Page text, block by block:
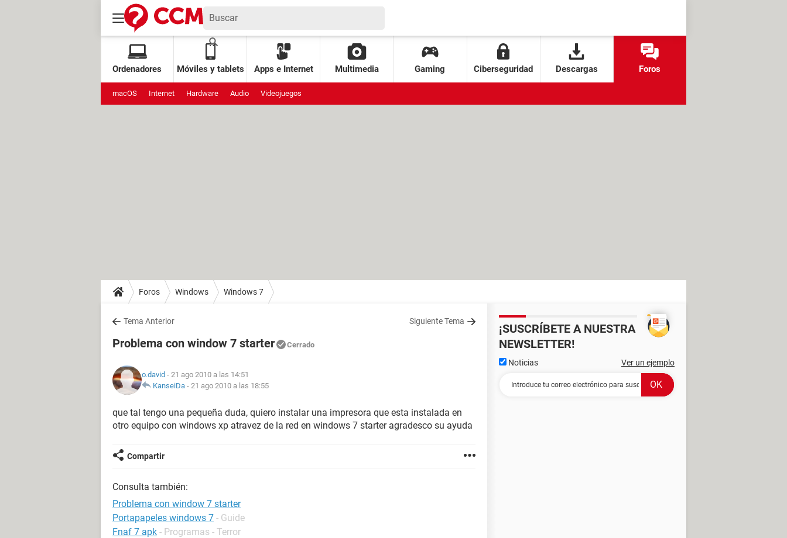
Ordenadores Móviles y tablets Apps e Internet Multimedia Gaming Ciberseguridad Descargas Foros
macOS Internet Hardware Audio Videojuegos
Foros Windows Windows 7
Tema Anterior Siguiente Tema
Problema con window 7 starter Cerrado
o.david - 21 ago 2010 a las 14:51
KanseiDa - 21 ago 2010 a las 18:55
que tal tengo una pequeña duda, quiero instalar una impresora que esta instalada en
otro equipo con windows xp atravez de la red en windows 7 starter agradesco su ayuda
Compartir
Consulta también:
Problema con window 7 starter
Portapapeles windows 7 - Guide
Fnaf 7 apk - Programas - Terror
¡SUSCRÍBETE A NUESTRA
NEWSLETTER!
Noticias Ver un ejemplo